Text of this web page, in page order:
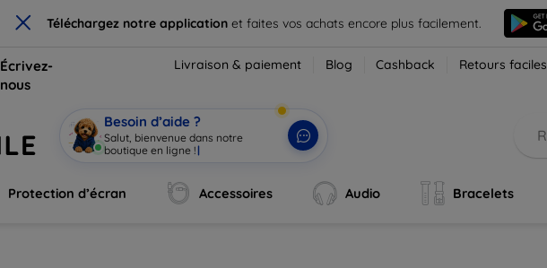
× Téléchargez notre application et faites vos achats encore plus facilement.
Écrivez-
nous
Livraison & paiement Blog Cashback Retours faciles
Besoin d’aide ?
Salut, bienvenue dans notre
boutique en ligne !|
Protection d’écran Accessoires Audio Bracelets